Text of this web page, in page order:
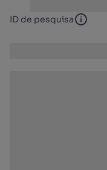
ID de pesquisa ID de